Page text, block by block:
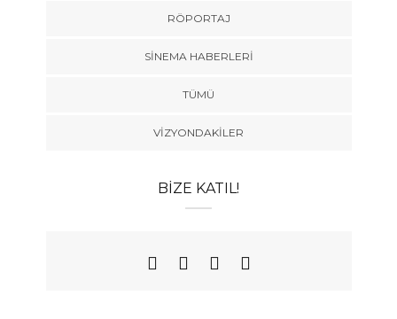
RÖPORTAJ
SINEMA HABERLERI
TÜMÜ
VIZYONDAKILER
BIZE KATIL!